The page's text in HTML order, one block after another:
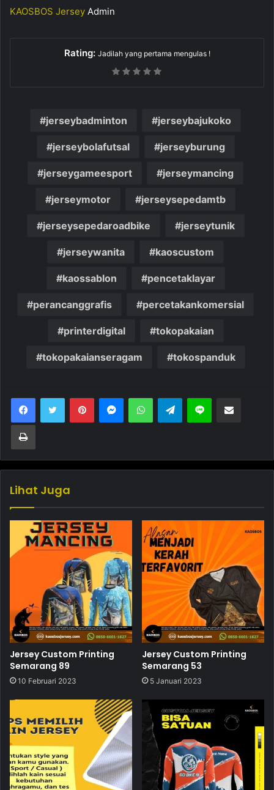
KAOSBOS Jersey Admin
Rating: Jadilah yang pertama mengulas !
jerseybadminton jerseybajukoko
jerseybolafutsal jerseyburung
jerseygameesport jerseymancing
jerseymotor jerseysepedamtb
jerseysepedaroadbike jerseytunik
jerseywanita kaoscustom
kaossablon pencetaklayar
perancanggrafis percetakankomersial
printerdigital tokopakaian
tokopakaianseragam tokospanduk
Telegram
Lihat Juga
Jersey Custom Printing
Semarang 89
10 Februari 2023
Jersey Custom Printing
Semarang 53
5 Januari 2023